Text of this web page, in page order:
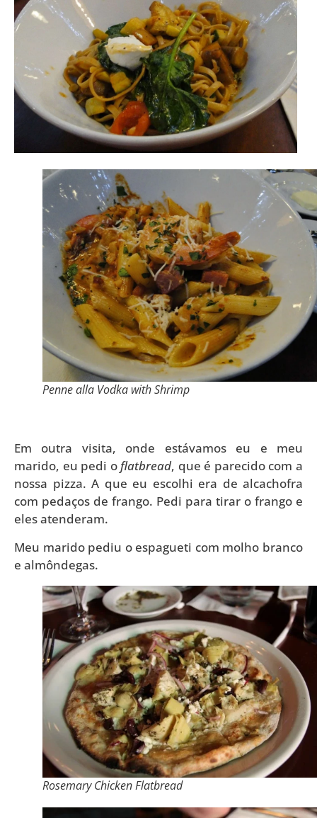
Penne alla Vodka with Shrimp
Em outra visita, onde estávamos eu e meu
marido, eu pedi oflatbread, que é parecido com a
nossa pizza. A que eu escolhi era de alcachofra
com pedaços de frango. Pedi para tirar o frango e
eles atenderam.
Meu marido pediu o espagueti com molho branco
e almôndegas.
Rosemary Chicken Flatbread